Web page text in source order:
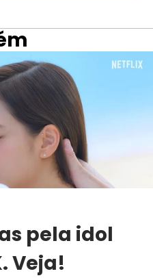
pela idol
Veja!